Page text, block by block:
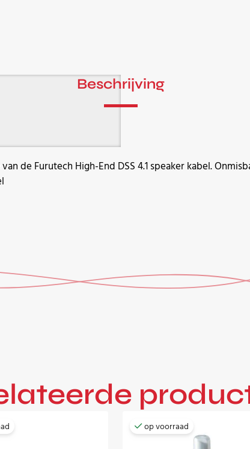
Beschrijving
de Furutech High-End DSS 4.1 speaker kabel.
op voorraad